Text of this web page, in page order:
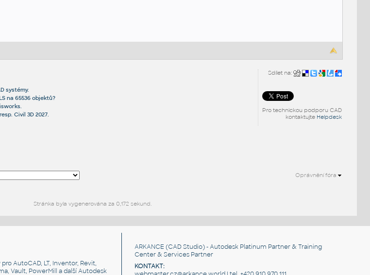
Sdílet na:
Pro technickou podporu CAD
kontaktujte Helpdesk
systémy.
na 65536 objektů?
Civil 3D 2027.
Oprávnění fóra
Stránka byla vygenerována za 0,172 sekund.
AutoCAD, LT, Inventor, Revit,
Vault, PowerMill a další Autodesk
ARKANCE (CAD Studio) - Autodesk Platinum Partner & Training
Center & Services Partner
KONTAKT: